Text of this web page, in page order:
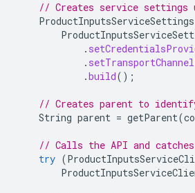
// Creates service settings
ProductInputsServiceSettings
.
.
.build();
// Creates parent to
String parent = getParent(
// Calls the API and
try (